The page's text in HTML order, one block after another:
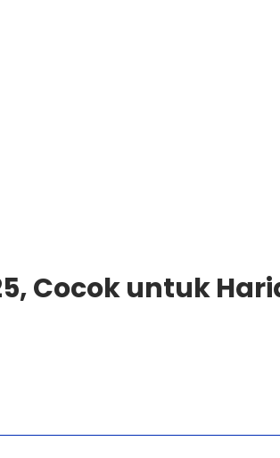
Cocok untuk